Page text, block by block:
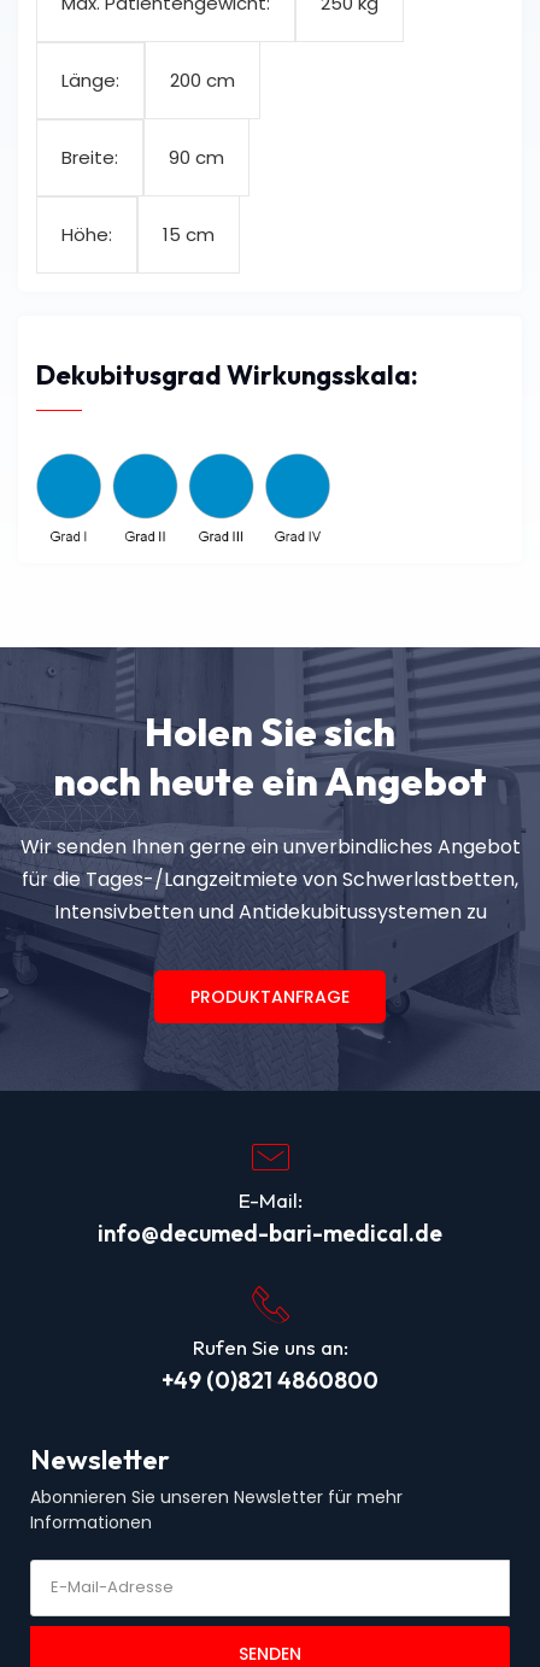
Länge: 200 cm
Breite: 90 cm
Höhe: 15 cm
Dekubitusgrad Wirkungsskala:
Holen Sie sich
noch heute ein Angebot
Wir senden Ihnen gerne ein unverbindliches Angebot
für die Tages-/Langzeitmiete von Schwerlastbetten,
Intensivbetten und Antidekubitussystemen zu
PRODUKTANFRAGE
E-Mail:
info@decumed-bari-medical.de
Rufen Sie uns an:
+49 (0)821 4860800
Newsletter
Abonnieren Sie unseren Newsletter für mehr
Informationen
SENDEN